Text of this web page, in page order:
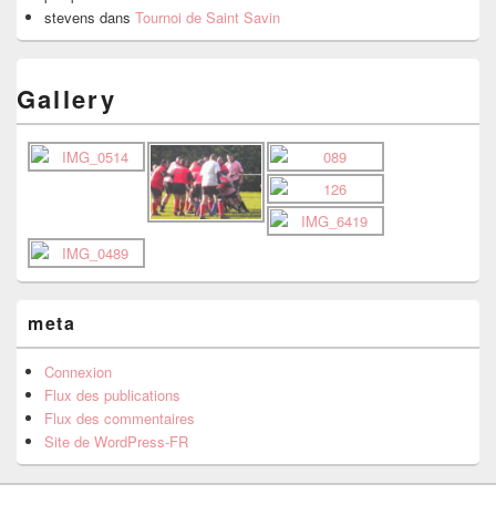
stevens dans Tournoi de Saint Savin
Gallery
meta
Connexion
Flux des publications
Flux des commentaires
Site de WordPress-FR